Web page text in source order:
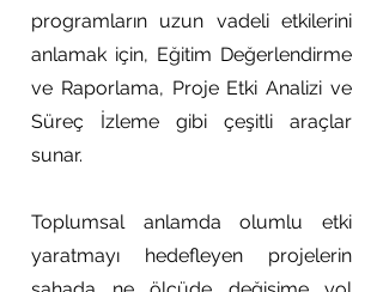
programların uzun vadeli etkilerini
anlamak için, Eğitim Değerlendirme
ve Raporlama, Proje Etki Analizi ve
Süreç İzleme gibi çeşitli araçlar
sunar.
Toplumsal anlamda olumlu etki
yaratmayı hedefleyen projelerin